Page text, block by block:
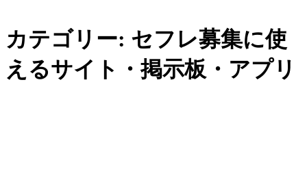
内
容
を
ス
カテゴリー: セフレ募集に使
えるサイト・掲示板・アプリ